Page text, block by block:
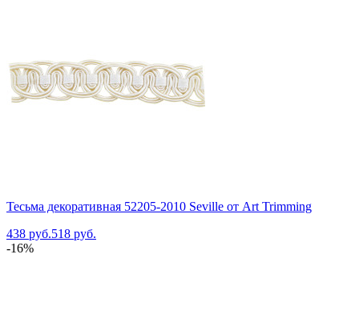
Тесьма декоративная 52205-2010 Seville от Art Trimming
438 руб.518 руб.
-16%